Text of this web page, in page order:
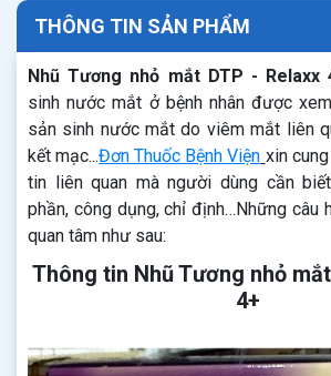
THÔNG TIN SẢN PHẨM
Nhũ Tương nhỏ mắt DTP - Relaxx
sinh nước mắt ở bệnh nhân được
sản sinh nước mắt do viêm mắt liên
kết mạc...Đơn Thuốc Bệnh Viện xin
tin liên quan mà người dùng cần
phần, công dụng, chỉ định…Những câu
quan tâm như sau:
Thông tin Nhũ Tương nhỏ
4+